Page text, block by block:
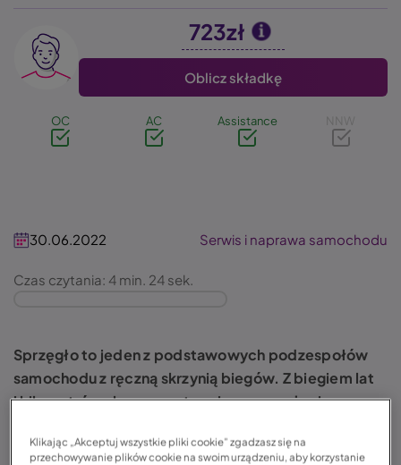
Image 723zł
Oblicz składkę
OC AC Assistance NNW
30.06.2022 Serwis i naprawa samochodu
Czas czytania: 4 min. 24 sek.
Sprzęgło to jeden z podstawowych podzespołów
samochodu z ręczną skrzynią biegów. Z biegiem lat
i kilometrów ulega ono stopniowemu zużyciu.
regeneracja sprzęgła.
Klikając „Akceptuj wszystkie pliki cookie” zgadzasz się na
przechowywanie plików cookie na swoim urządzeniu, aby korzystanie